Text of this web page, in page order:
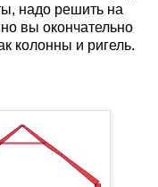
надо решить на
вы окончательно
колонны и ригель.